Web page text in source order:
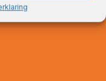
en innovatieve